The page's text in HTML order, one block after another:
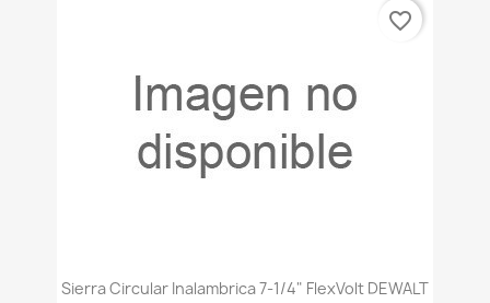
Sierra Circular Inalambrica 7-1/4" FlexVolt DEWALT
favorite_border